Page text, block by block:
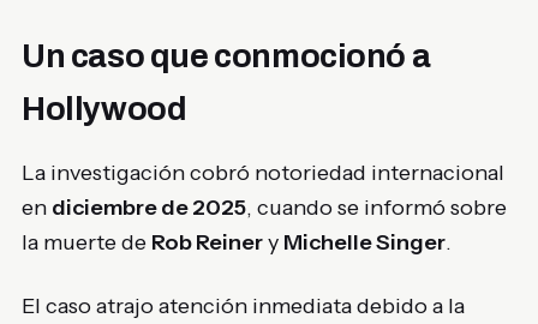
Un caso que conmocionó a
Hollywood
La investigación cobró notoriedad internacional
en diciembre de 2025, cuando se informó sobre
la muerte de Rob Reinery Michelle Singer.
El caso atrajo atención inmediata debido a la